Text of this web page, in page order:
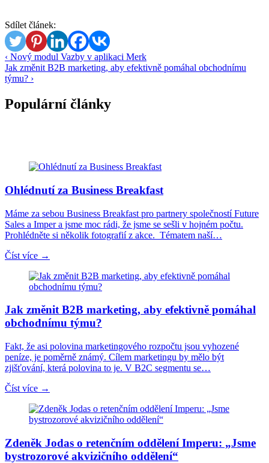
Sdílet článek:
‹ Nový modul Vazby v aplikaci Merk
Jak změnit B2B marketing, aby efektivně pomáhal obchodnímu
týmu? ›
Populární články
Ohlédnutí za Business Breakfast
Máme za sebou Business Breakfast pro partnery společností Future
Sales a Imper a jsme moc rádi, že jsme se sešli v hojném počtu.
Prohlédněte si několik fotografií z akce. Tématem naší…
Číst více →
Jak změnit B2B marketing, aby efektivně pomáhal
obchodnímu týmu?
Fakt, že asi polovina marketingového rozpočtu jsou vyhozené
peníze, je poměrně známý. Cílem marketingu by mělo být
zjišťování, která polovina to je. V B2C segmentu se…
Číst více →
Zdeněk Jodas o retenčním oddělení Imperu: „Jsme
bystrozorové akvizičního oddělení“